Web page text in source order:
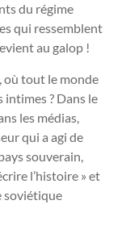
du régime
qui ressemblent
au galop !
où tout le monde
? Dans le
les médias,
qui a agi de
souverain,
l’histoire » et
soviétique